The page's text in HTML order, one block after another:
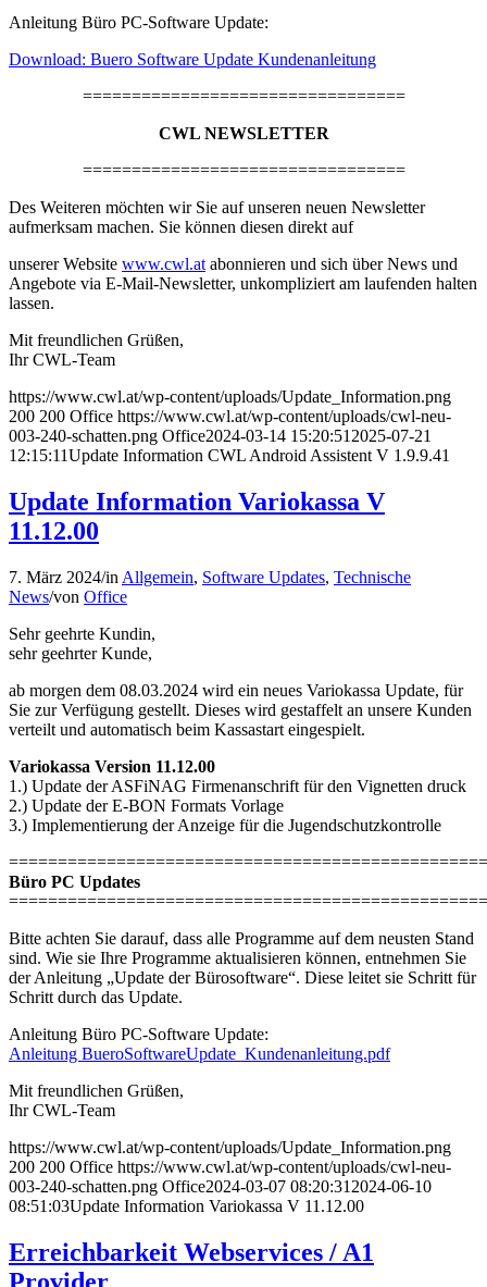
Anleitung Büro PC-Software Update:
Download: Buero Software Update Kundenanleitung
=================================
CWL NEWSLETTER
=================================
Des Weiteren möchten wir Sie auf unseren neuen Newsletter
aufmerksam machen. Sie können diesen direkt auf
unserer Website www.cwl.at abonnieren und sich über News und
Angebote via E-Mail-Newsletter, unkompliziert am laufenden halten
lassen.
Mit freundlichen Grüßen,
Ihr CWL-Team
https://www.cwl.at/wp-content/uploads/Update_Information.png
200 200 Office https://www.cwl.at/wp-content/uploads/cwl-neu-
003-240-schatten.png Office2024-03-14 15:20:51 2025-07-21
12:15:11Update Information CWL Android Assistent V 1.9.9.41
Update Information Variokassa V
11.12.00
7. März 2024/in Allgemein, Software Updates, Technische
News/von Office
Sehr geehrte Kundin,
sehr geehrter Kunde,
ab morgen dem 08.03.2024 wird ein neues Variokassa Update, für
Sie zur Verfügung gestellt. Dieses wird gestaffelt an unsere Kunden
verteilt und automatisch beim Kassastart eingespielt.
Variokassa Version 11.12.00
1.) Update der ASFiNAG Firmenanschrift für den Vignetten druck
2.) Update der E-BON Formats Vorlage
3.) Implementierung der Anzeige für die Jugendschutzkontrolle
Büro PC Updates
Bitte achten Sie darauf, dass alle Programme auf dem neusten Stand
sind. Wie sie Ihre Programme aktualisieren können, entnehmen Sie
der Anleitung „Update der Bürosoftware“. Diese leitet sie Schritt für
Schritt durch das Update.
Anleitung Büro PC-Software Update:
Anleitung BueroSoftwareUpdate_Kundenanleitung.pdf
Mit freundlichen Grüßen,
Ihr CWL-Team
https://www.cwl.at/wp-content/uploads/Update_Information.png
200 200 Office https://www.cwl.at/wp-content/uploads/cwl-neu-
003-240-schatten.png Office2024-03-07 08:20:31 2024-06-10
08:51:03Update Information Variokassa V 11.12.00
Erreichbarkeit Webservices / A1
Provider